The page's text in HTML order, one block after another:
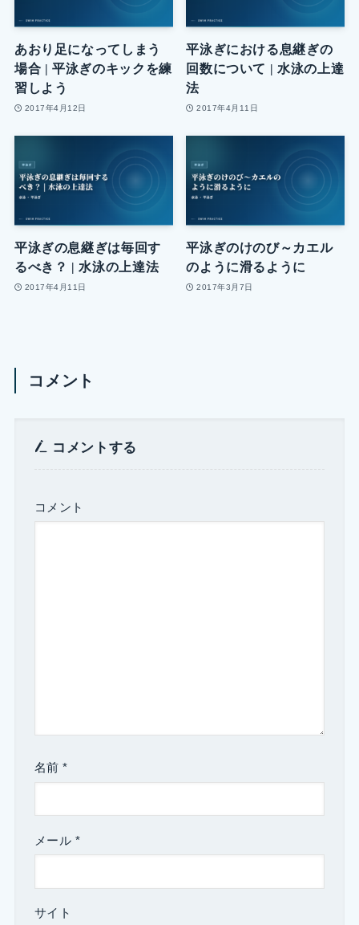
あおり足になってしまう
場合 | 平泳ぎのキックを練
習しよう
2017年4月12日
平泳ぎにおける息継ぎの
回数について | 水泳の上達
法
2017年4月11日
平泳ぎの息継ぎは毎回す
るべき？ | 水泳の上達法
2017年4月11日
平泳ぎのけのび～カエル
のように滑るように
2017年3月7日
コメント
コメントする
コメント
名前*
メール *
サイト